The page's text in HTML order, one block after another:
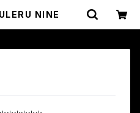
NINE